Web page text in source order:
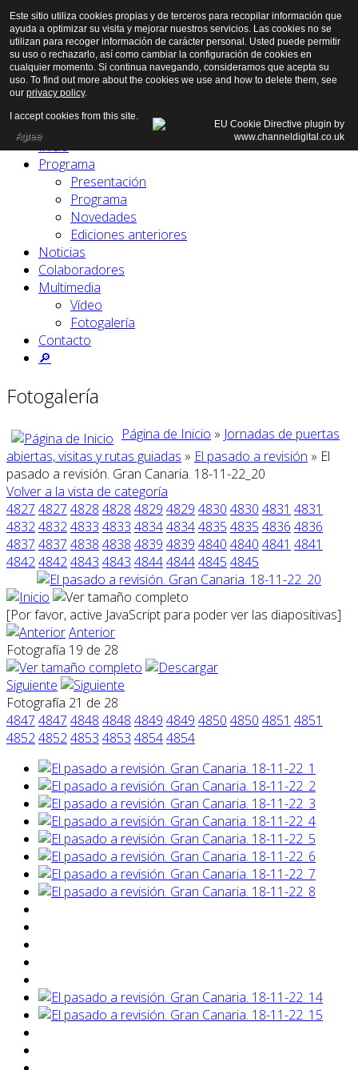
Inicio
Programa
Presentación
Programa
Novedades
Ediciones anteriores
Noticias
Colaboradores
Multimedia
Vídeo
Fotogalería
Contacto
🔎
Fotogalería
Página de Inicio » Jornadas de puertas
abiertas, visitas y rutas guiadas » El pasado a revisión » El
pasado a revisión. Gran Canaria. 18-11-22_20
Volver a la vista de categoría
4827 4827 4828 4828 4829 4829 4830 4830 4831 4831
483248324833 4833 483448344835 4835 4836 4836
4837 4837 4838 4838 4839 4839 4840 4840 4841 4841
484248424843 4843 484448444845 4845
[Por favor, active JavaScript para poder ver las diapositivas]
Anterior
Fotografía 19 de 28
Siguiente
Fotografía 21 de 28
4847 4847 4848 4848 4849 4849 4850 4850 4851 4851
485248524853 4853 48544854
Este sitio utiliza cookies propias y de terceros para recopilar información que
ayuda a optimizar su visita y mejorar nuestros servicios. Las cookies no se
utilizan para recoger información de carácter personal. Usted puede permitir
su uso o rechazarlo, así como cambiar la configuración de cookies en
cualquier momento. Si continua navegando, consideramos que acepta su
uso. To find out more about the cookies we use and how to delete them, see
our privacy policy.
I accept cookies from this site.
Agree